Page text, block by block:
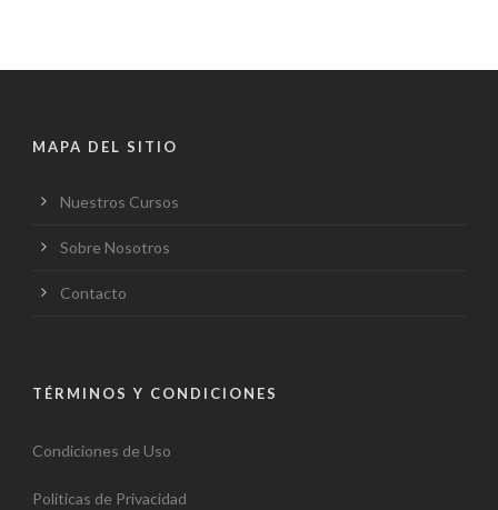
MAPA DEL SITIO
Nuestros Cursos
Sobre Nosotros
Contacto
TÉRMINOS Y CONDICIONES
Condiciones de Uso
Políticas de Privacidad